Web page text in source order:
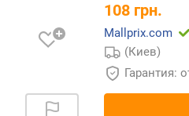
108 грн.
Mallprix.com
(Киев)
Гарантия: